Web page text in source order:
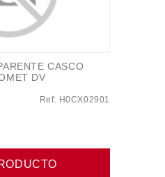
CASCO
DV
Ref: H0CX02901